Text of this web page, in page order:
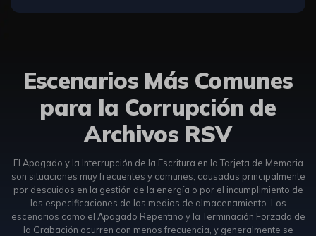
Escenarios Más Comunes
para la Corrupción de
Archivos RSV󠀲󠀣󠀥󠀳
El Apagado y la Interrupción de la Escritura en la Tarjeta de Memoria
son situaciones muy frecuentes y comunes, causadas principalmente
por descuidos en la gestión de la energía o por el incumplimiento de
las especificaciones de los medios de almacenamiento. Los
escenarios como el Apagado Repentino y la Terminación Forzada de
la Grabación ocurren con menos frecuencia, y generalmente se